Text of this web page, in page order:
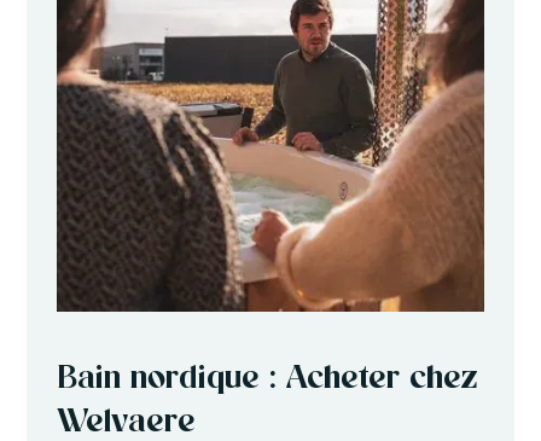
Bain nordique : Acheter chez
Welvaere